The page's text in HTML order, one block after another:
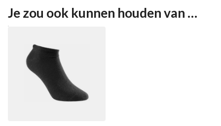
Je zou ook kunnen houden van …